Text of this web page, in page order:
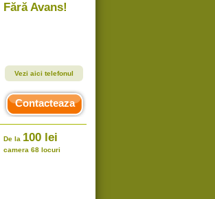
Fără Avans!
Vezi aici telefonul
Contacteaza
De la 100 lei
camera 68 locuri